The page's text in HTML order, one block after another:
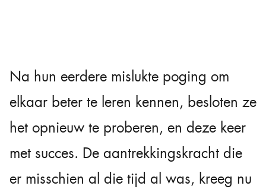
Na hun eerdere mislukte poging om
elkaar beter te leren kennen, besloten ze
het opnieuw te proberen, en deze keer
met succes. De aantrekkingskracht die
er misschien al die tijd al was, kreeg nu